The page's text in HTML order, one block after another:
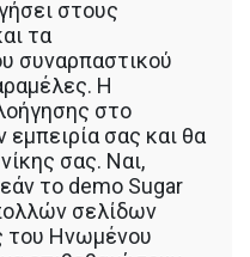
στους
τα
συναρπαστικού
Η
στο
εμπειρία σας και θα
σας. Ναι,
το demo Sugar
σελίδων
του Ηνωμένου